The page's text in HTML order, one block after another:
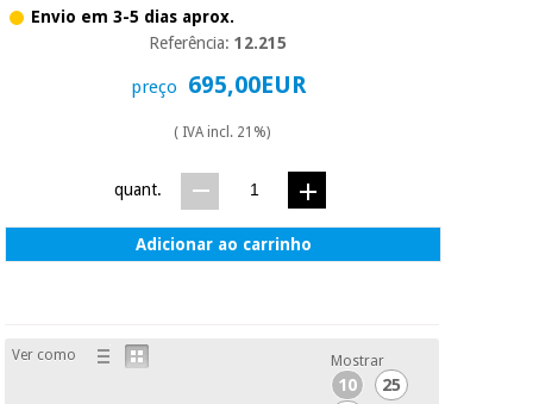
Envio em 3-5 dias aprox.
Referência:12.215
preço 695,00EUR
( IVA incl. 21%)
quant.
Adicionar ao carrinho
Ver como Mostrar
10
25